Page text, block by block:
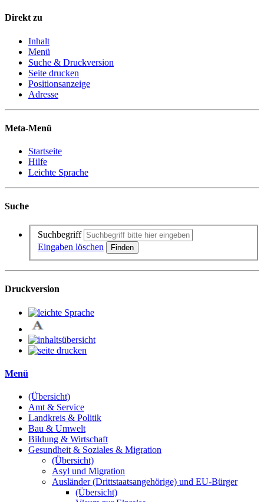
Direkt zu
Inhalt
Menü
Suche & Druckversion
Seite drucken
Positionsanzeige
Adresse
Meta-Menü
Startseite
Hilfe
Leichte Sprache
Suche
Suchbegriff
Eingaben löschen
Druckversion
Menü
(Übersicht)
Amt & Service
Landkreis & Politik
Bau & Umwelt
Bildung & Wirtschaft
Gesundheit & Soziales & Migration
(Übersicht)
Asyl und Migration
Ausländer (Drittstaatsangehörige) und EU-Bürger
(Übersicht)